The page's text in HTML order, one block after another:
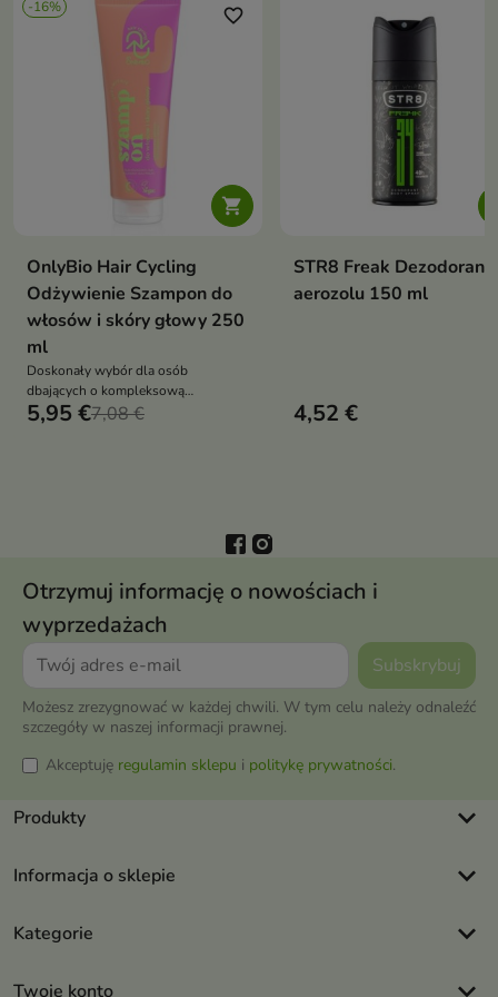
-16%

favorite_border
OnlyBio Hair Cycling
Odżywienie Szampon do
włosów i skóry głowy 250
ml
Doskonały wybór dla osób
dbających o kompleksową
pielęgnację swoich włosów i skóry
5,95 €7,08 €
STR8 Freak Dezodorant
aerozolu 150 ml
4,52 €
Otrzymuj informację o nowościach i
wyprzedażach
Możesz zrezygnować w każdej chwili. W tym celu należy odnaleźć
szczegóły w naszej informacji prawnej.
Akceptuję regulamin sklepu i politykę prywatności.
Produkty keyboard_arrow_down
Informacja o sklepie keyboard_arrow_down
Kategorie keyboard_arrow_down
Twoje konto